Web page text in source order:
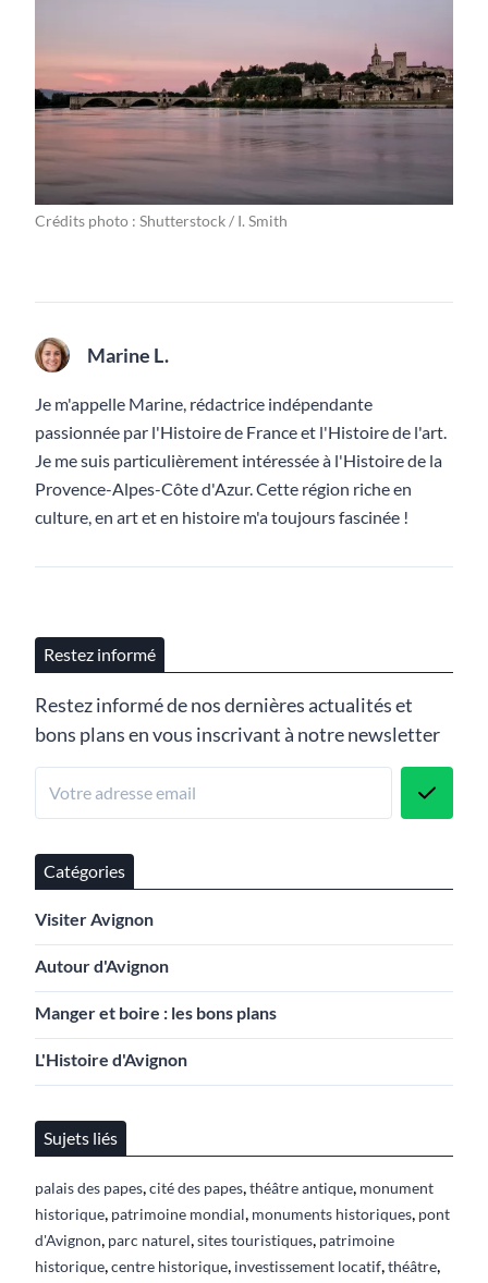
Crédits photo : Shutterstock / I. Smith
Marine L.
Je m'appelle Marine, rédactrice indépendante
passionnée par l'Histoire de France et l'Histoire de l'art.
Je me suis particulièrement intéressée à l'Histoire de la
Provence-Alpes-Côte d'Azur. Cette région riche en
culture, en art et en histoire m'a toujours fascinée !
Restez informé
Restez informé de nos dernières actualités et
bons plans en vous inscrivant à notre newsletter
Catégories
Visiter Avignon
Autour d'Avignon
Manger et boire : les bons plans
L'Histoire d'Avignon
Sujets liés
palais des papes,cité des papes,théâtre antique, monument
historique, patrimoine mondial, monuments historiques, pont
d'Avignon, parc naturel,sites touristiques, patrimoine
historique,centre historique, investissement locatif,théâtre,